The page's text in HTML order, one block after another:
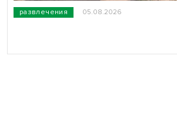
развлечения 05.08.2026